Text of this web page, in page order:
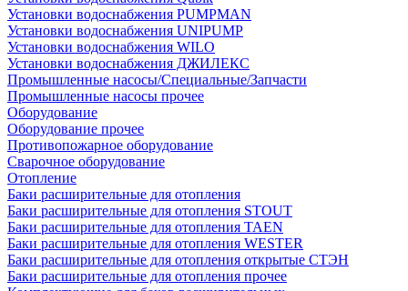
Установки водоснабжения PUMPMAN
Установки водоснабжения UNIPUMP
Установки водоснабжения WILO
Установки водоснабжения ДЖИЛЕКС
Промышленные насосы/Специальные/Запчасти
Промышленные насосы прочее
Оборудование
Оборудование прочее
Противопожарное оборудование
Сварочное оборудование
Отопление
Баки расширительные для отопления
Баки расширительные для отопления STOUT
Баки расширительные для отопления TAEN
Баки расширительные для отопления WESTER
Баки расширительные для отопления открытые СТЭН
Баки расширительные для отопления прочее